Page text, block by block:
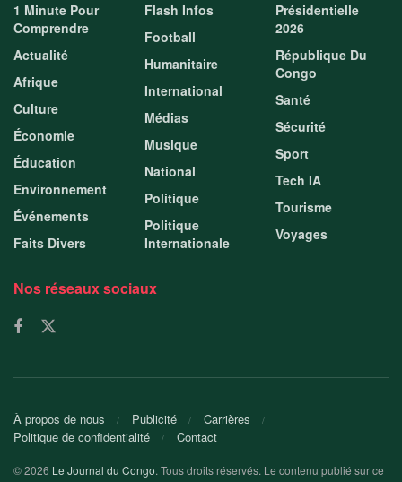
1 Minute Pour
Comprendre
Actualité
Afrique
Culture
Économie
Éducation
Environnement
Événements
Faits Divers
Flash Infos
Football
Humanitaire
International
Médias
Musique
National
Politique
Politique
Internationale
Présidentielle
2026
République Du
Congo
Santé
Sécurité
Sport
Tech IA
Tourisme
Voyages
Nos réseaux sociaux
À propos de nous Publicité
Carrières
Politique de confidentialité
Contact
© 2026 Le Journal du Congo. Tous droits réservés. Le contenu publié sur ce